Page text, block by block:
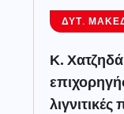
ΔΥΤ.
Κ.
λιγνιτικές